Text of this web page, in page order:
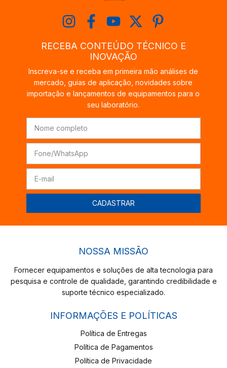
RECEBA CONTEÚDO TÉCNICO E
INOVAÇÃO
Inscreva-se e receba em primeira mão análises de
mercado, guias de aplicação, novidades sobre
importação e lançamentos de equipamentos para o
seu laboratório.
NOSSA MISSÃO
Fornecer equipamentos e soluções de alta tecnologia para
pesquisa e controle de qualidade, garantindo credibilidade e
suporte técnico especializado.
INFORMAÇÕES E POLÍTICAS
Política de Entregas
Política de Pagamentos
Política de Privacidade